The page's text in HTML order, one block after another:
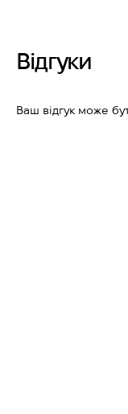
Відгуки
Ваш відгук може